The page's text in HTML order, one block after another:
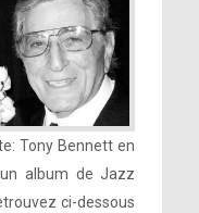
Tony Bennett en
album de Jazz
ci-dessous